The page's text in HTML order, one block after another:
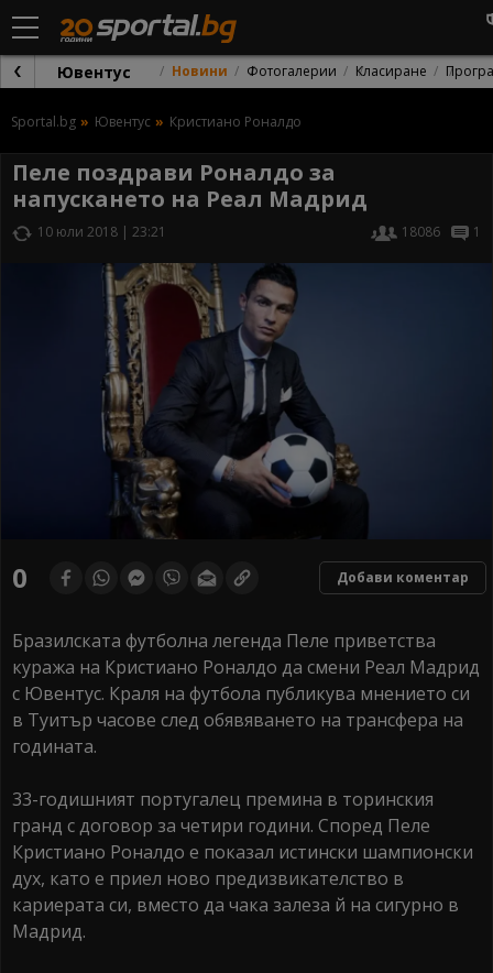
Ювентус Новини Фотогалерии Класиране
Sportal.bg Ювентус Кристиано Роналдо
Пеле поздрави Роналдо за
напускането на Реал Мадрид
10 юли 2018 | 23:21 18086 1
0 Добави коментар
Бразилската футболна легенда Пеле приветства
куража на Кристиано Роналдо да смени Реал Мадрид
с Ювентус. Краля на футбола публикува мнението си
в Туитър часове след обявяването на трансфера на
годината.
33-годишният португалец премина в торинския
гранд с договор за четири години. Според Пеле
Кристиано Роналдо е показал истински шампионски
дух, като е приел ново предизвикателство в
кариерата си, вместо да чака залеза й на сигурно в
Мадрид.